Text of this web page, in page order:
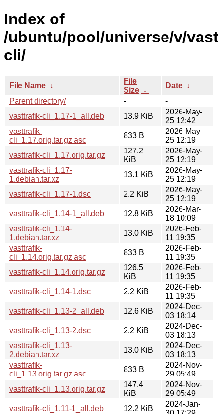
Index of
/ubuntu/pool/universe/v/
cli/
File Name ↓
File
Size ↓
Date ↓
Parent directory/
-
-
vasttrafik-cli_1.17-1_all.deb
13.9 KiB
2026-May-
25 12:42
vasttrafik-
cli_1.17.orig.tar.gz.asc
833 B
2026-May-
25 12:19
vasttrafik-cli_1.17.orig.tar.gz
127.2
KiB
2026-May-
25 12:19
vasttrafik-cli_1.17-
1.debian.tar.xz
13.1 KiB
2026-May-
25 12:19
vasttrafik-cli_1.17-1.dsc
2.2 KiB
2026-May-
25 12:19
vasttrafik-cli_1.14-1_all.deb
12.8 KiB
2026-Mar-
18 10:09
vasttrafik-cli_1.14-
1.debian.tar.xz
13.0 KiB
2026-Feb-
11 19:35
vasttrafik-
cli_1.14.orig.tar.gz.asc
833 B
2026-Feb-
11 19:35
vasttrafik-cli_1.14.orig.tar.gz
126.5
KiB
2026-Feb-
11 19:35
vasttrafik-cli_1.14-1.dsc
2.2 KiB
2026-Feb-
11 19:35
vasttrafik-cli_1.13-2_all.deb
12.6 KiB
2024-Dec-
03 18:14
vasttrafik-cli_1.13-2.dsc
2.2 KiB
2024-Dec-
03 18:13
vasttrafik-cli_1.13-
2.debian.tar.xz
13.0 KiB
2024-Dec-
03 18:13
vasttrafik-
cli_1.13.orig.tar.gz.asc
833 B
2024-Nov-
29 05:49
vasttrafik-cli_1.13.orig.tar.gz
147.4
KiB
2024-Nov-
29 05:49
vasttrafik-cli_1.11-1_all.deb
12.2 KiB
2024-Jan-